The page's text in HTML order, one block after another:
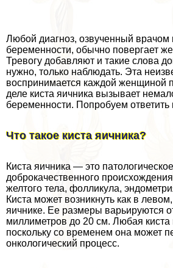
Любой диагноз, озвученный врачом
беременности, обычно повергает
Тревогу добавляют и такие слова
нужно, только наблюдать. Эта
воспринимается каждой женщиной
деле киста яичника вызывает
беременности. Попробуем ответить
Что такое киста яичника?
Киста яичника — это
доброкачественного
желтого тела, фолликула,
Киста может возникнуть как в
яичнике. Ее размеры варьируются
миллиметров до 20 см. Любая киста
поскольку со временем она может
oнкoлoгический процесс.